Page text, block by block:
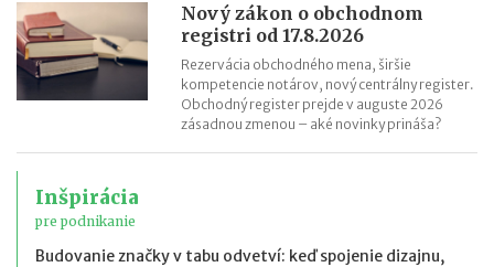
Nový zákon o obchodnom
registri od 17.8.2026
Rezervácia obchodného mena, širšie
kompetencie notárov, nový centrálny register.
Obchodný register prejde v auguste 2026
zásadnou zmenou – aké novinky prináša?
Inšpirácia
pre podnikanie
Budovanie značky v tabu odvetví: keď spojenie dizajnu,